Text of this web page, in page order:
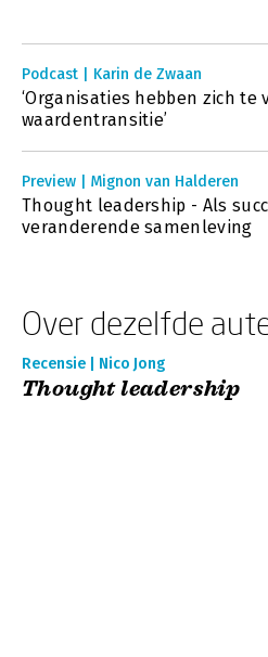
Podcast | Karin de Zwaan
‘Organisaties hebben zich
waardentransitie’
Preview | Mignon van Halderen
Thought leadership - Als
veranderende samenleving
Over dezelfde
Recensie | Nico Jong
Thought leadership